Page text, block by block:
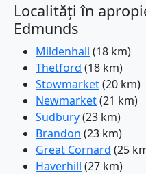
Localități în
Edmunds
Mildenhall (18 km)
Thetford (18 km)
Stowmarket(20 km)
Newmarket(21 km)
Sudbury(23 km)
Brandon (23 km)
Great Cornard (25
Haverhill (27 km)